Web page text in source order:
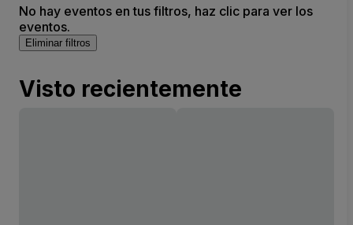
No hay eventos en tus filtros, haz clic para ver los
eventos.
Eliminar filtros
Visto recientemente